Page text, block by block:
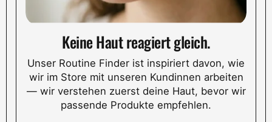
Keine Haut reagiert gleich.
Unser Routine Finder ist inspiriert davon, wie
wir im Store mit unseren Kundinnen arbeiten
— wir verstehen zuerst deine Haut, bevor wir
passende Produkte empfehlen.